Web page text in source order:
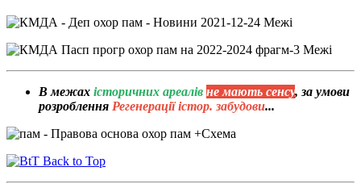
В межах історичних ареалів не мають сенсу, за умови
розроблення Регенерації істор. забудови...
Back to Top